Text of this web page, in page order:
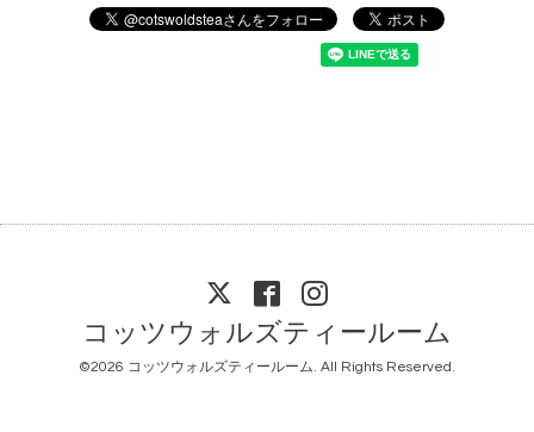
コッツウォルズティールーム
©2026 コッツウォルズティールーム. All Rights Reserved.